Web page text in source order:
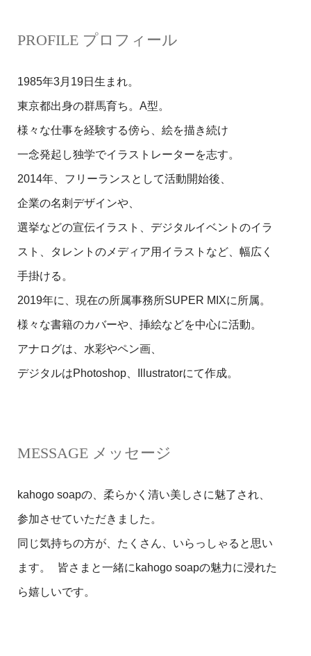
PROFILE プロフィール
1985年3月19日生まれ。
東京都出身の群馬育ち。A型。
様々な仕事を経験する傍ら、絵を描き続け
一念発起し独学でイラストレーターを志す。
2014年、フリーランスとして活動開始後、
企業の名刺デザインや、
選挙などの宣伝イラスト、デジタルイベントのイラ
スト、タレントのメディア用イラストなど、幅広く
手掛ける。
2019年に、現在の所属事務所SUPER MIXに所属。
様々な書籍のカバーや、挿絵などを中心に活動。
アナログは、水彩やペン画、
デジタルはPhotoshop、Illustratorにて作成。
MESSAGE メッセージ
kahogo soapの、柔らかく清い美しさに魅了され、
参加させていただきました。
同じ気持ちの方が、たくさん、いらっしゃると思い
ます。 皆さまと一緒にkahogo soapの魅力に浸れた
ら嬉しいです。